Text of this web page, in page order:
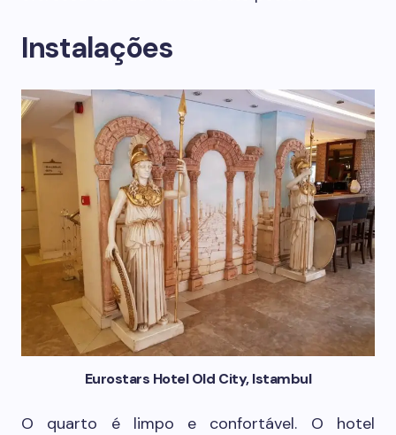
Instalações
Eurostars Hotel Old City, Istambul
O quarto é limpo e confortável. O hotel